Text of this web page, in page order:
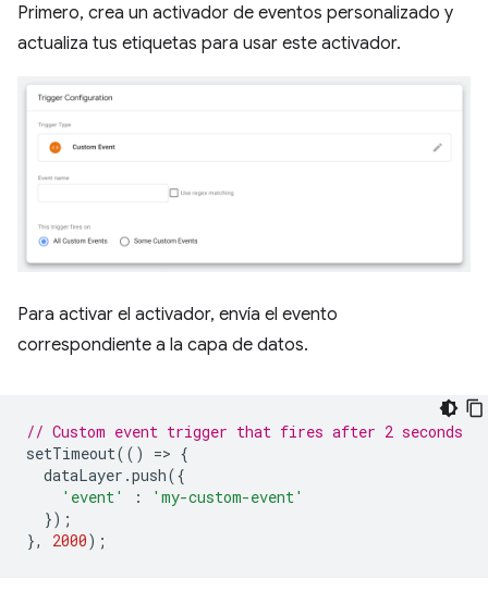
Primero, crea un activador de eventos personalizado y
actualiza tus etiquetas para usar este activador.
Para activar el activador, envía el evento
correspondiente a la capa de datos.
// Custom event trigger that fires after 2 seconds
setTimeout(() => {
dataLayer .push({
'event'
:
'my-custom-event'
});
},
2000);